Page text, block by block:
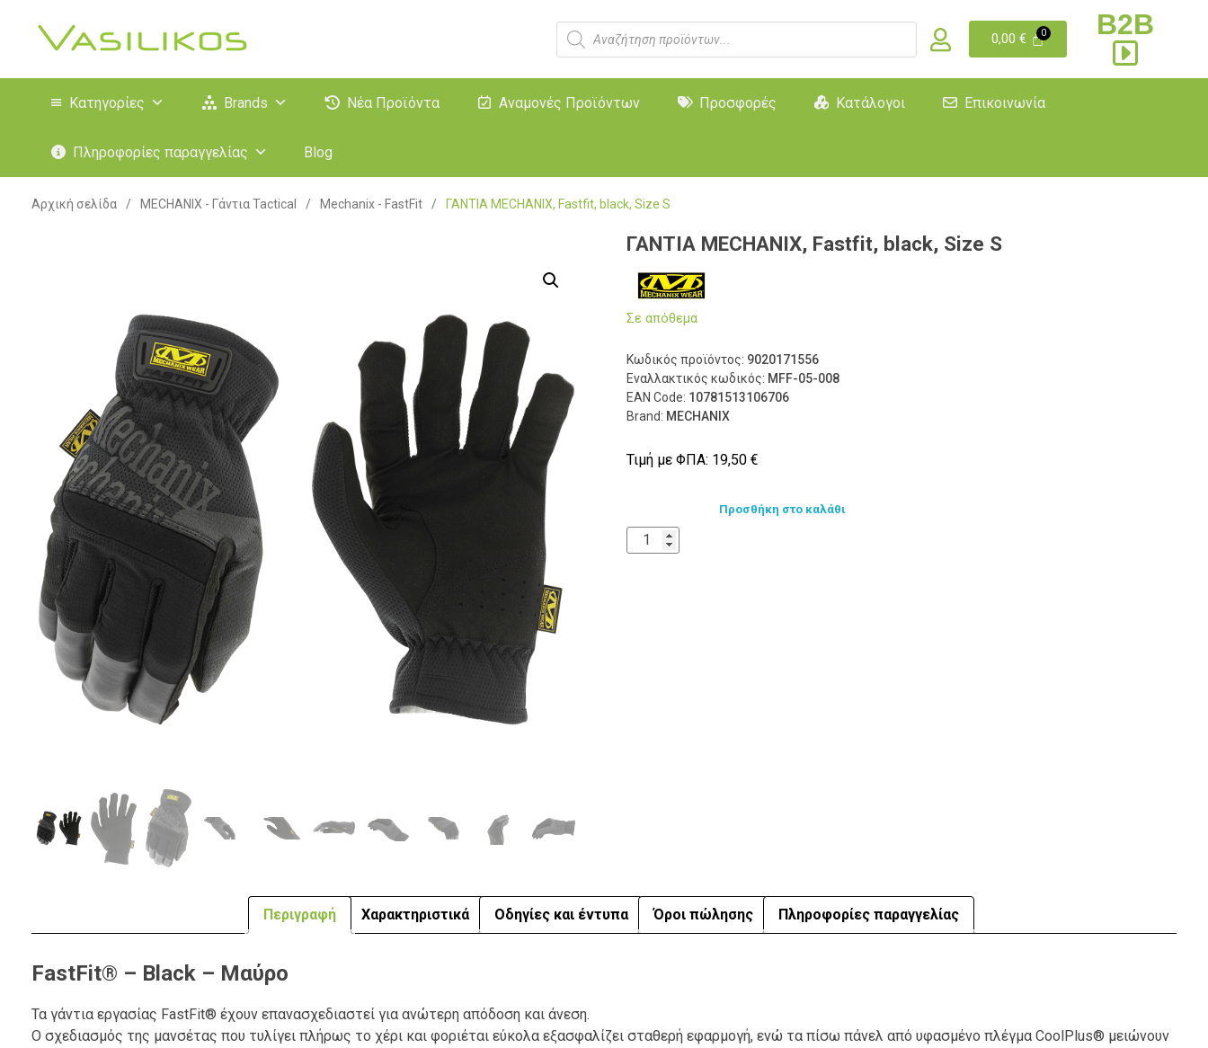
0,00€ B2B
Κατηγορίες Brands Νέα Προϊόντα Αναμονές Προϊόντων Προσφορές Κατάλογοι Επικοινωνία
Πληροφορίες παραγγελίας Blog
Αρχική σελίδα / MECHANIX - Γάντια Tactical / Mechanix - FastFit / ΓΑΝΤΙΑ MECHANIX, Fastfit, black, Size S
ΓΑΝΤΙΑ MECHANIX, Fastfit, black, Size S
Σε απόθεμα
Κωδικός προϊόντος: 9020171556
Εναλλακτικός κωδικός: MFF-05-008
EAN Code: 10781513106706
Brand: MECHANIX
Τιμή με ΦΠΑ: 19,50€
Προσθήκη στο καλάθι
Περιγραφή Χαρακτηριστικά Οδηγίες και έντυπα Όροι πώλησης Πληροφορίες παραγγελίας
FastFit® – Black – Μαύρο
Τα γάντια εργασίας FastFit® έχουν επανασχεδιαστεί για ανώτερη απόδοση και άνεση.
Ο σχεδιασμός της μανσέτας που τυλίγει πλήρως το χέρι και φοριέται εύκολα εξασφαλίζει σταθερή εφαρμογή, ενώ τα πίσω πάνελ από υφασμένο πλέγμα CoolPlus® μειώνουν